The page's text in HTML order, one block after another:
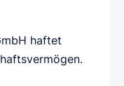
haftet